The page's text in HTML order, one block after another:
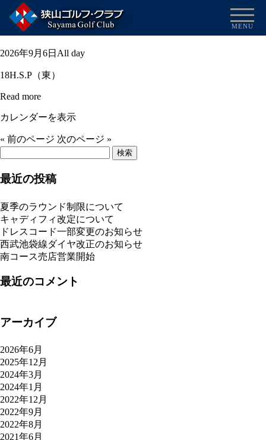
MENU
月例杯C
2025/12/09
月
杯
2026年9月6日 All day
18H.S.P（東）
Read more
カレンダーを表示
« 前のページ 次のページ »
最近の投稿
夏季のラウンド制限について
キャディフィ改定について
ドレスコード一部変更のお知らせ
西武池袋線ダイヤ改正のお知らせ
南コース売店営業開始
最近のコメント
アーカイブ
2026年6月
2025年12月
2024年3月
2024年1月
2022年12月
2022年9月
2022年8月
2021年6月